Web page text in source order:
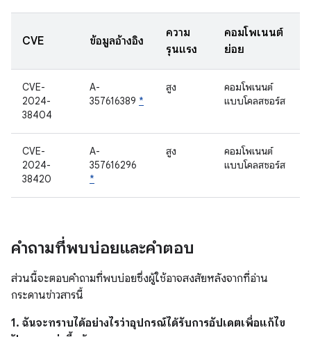
CVE ข้อมูลอ้างอิง
ความ
รุนแรง
คอมโพเนนต์
ย่อย
CVE-
2024-
38404
A-
357616389 *
สูง
คอมโพเนนต์
แบบโคลสซอร์ส
CVE-
2024-
38420
A-
357616296
*
สูง
คอมโพเนนต์
แบบโคลสซอร์ส
คำถามที่พบบ่อยและคำตอบ
ส่วนนี้จะตอบคำถามที่พบบ่อยซึ่งผู้ใช้อาจสงสัยหลังจากที่อ่าน
กระดานข่าวสารนี้
1. ฉันจะทราบได้อย่างไรว่าอุปกรณ์ได้รับการอัปเดตเพื่อแก้ไข